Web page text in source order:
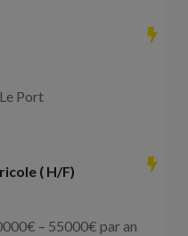
Port
( H/F)
€ – 55000€ par an